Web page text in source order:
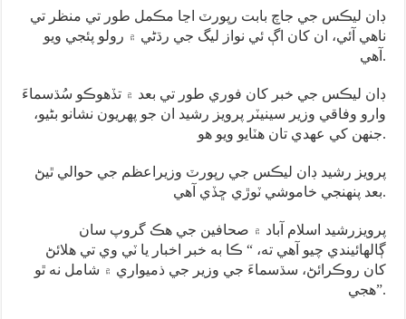
ڊان ليڪس جي جاچ بابت رپورٽ اڃا مڪمل طور تي منظر تي
ناهي آئي، ان کان اڳ ئي نواز ليگ جي رڌڻي ۾ رولو پئجي ويو
آهي.
ڊان ليڪس جي خبر کان فوري طور تي بعد ۾ تڏهوڪو سُڌسماءَ
وارو وفاقي وزير سينيٽر پرويز رشيد ان جو پهريون نشانو بڻيو،
جنهن کي عهدي تان هٽايو ويو هو.
پرويز رشيد ڊان ليڪس جي رپورٽ وزيراعظم جي حوالي ٿيڻ
بعد پنهنجي خاموشي ٽوڙي ڇڏي آهي.
پرويزرشيد اسلام آباد ۾ صحافين جي هڪ گروپ سان
ڳالهائيندي چيو آهي ته، “ ڪا به خبر اخبار يا ٽي وي تي هلائڻ
کان روڪرائڻ، سڌسماءَ جي وزير جي ذميواري ۾ شامل نه ٿو
هجي”.